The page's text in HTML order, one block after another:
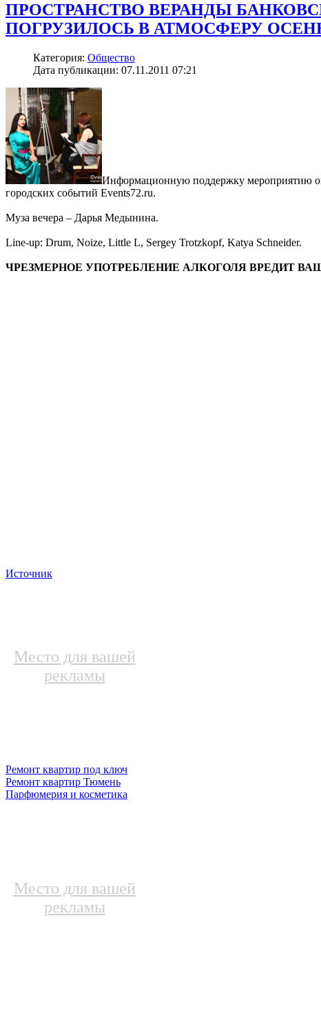
ПРОСТРАНСТВО ВЕРАНДЫ
ПОГРУЗИЛОСЬ В АТМОСФЕРУ
Категория: Общество
Дата публикации: 07.11.2011 07:21
Информационную поддержку мероприятию
городских событий Events72.ru.
Муза вечера – Дарья Медынина.
Line-up: Drum, Noize, Little L, Sergey Trotzkopf, Katya Schneider.
ЧРЕЗМЕРНОЕ УПОТРЕБЛЕНИЕ АЛКОГОЛЯ ВРЕДИТ
Источник
Место для вашей
рекламы
Ремонт квартир под ключ
Ремонт квартир Тюмень
Парфюмерия и косметика
Место для вашей
рекламы